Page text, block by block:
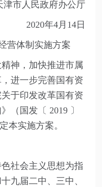
津市人民政府办公厅
2020年4月14日
营体制实施方案
神，加快推进市属
进一步完善国有资
于印发改革国有资
（国发〔 2019 〕
本实施方案。
社会主义思想为指
九届二中、三中、